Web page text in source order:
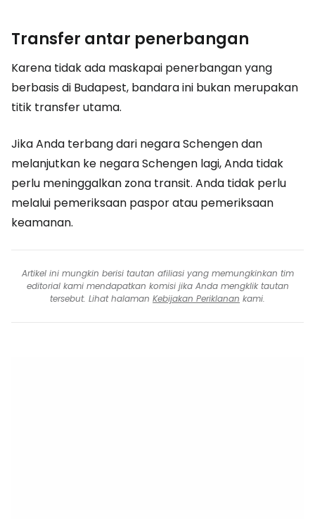
Transfer antar penerbangan
Karena tidak ada maskapai penerbangan yang
berbasis di Budapest, bandara ini bukan merupakan
titik transfer utama.
Jika Anda terbang dari negara Schengen dan
melanjutkan ke negara Schengen lagi, Anda tidak
perlu meninggalkan zona transit. Anda tidak perlu
melalui pemeriksaan paspor atau pemeriksaan
keamanan.
Artikel ini mungkin berisi tautan afiliasi yang memungkinkan tim
editorial kami mendapatkan komisi jika Anda mengklik tautan
tersebut. Lihat halaman Kebijakan Periklanan kami.